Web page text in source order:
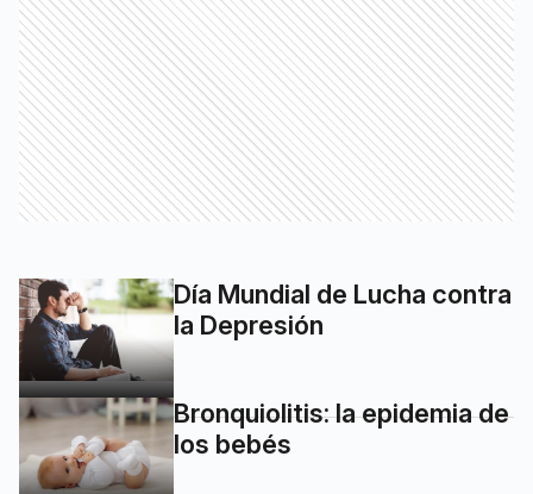
Día Mundial de Lucha contra
la Depresión
Bronquiolitis: la epidemia de
los bebés